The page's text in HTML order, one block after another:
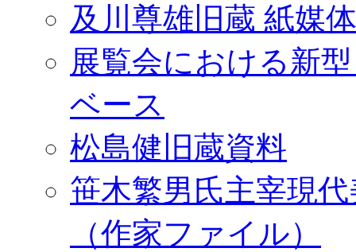
及川尊雄旧蔵 紙媒
展覧会における新
ベース
松島健旧蔵資料
笹木繁男氏主宰現
（作家ファイル）